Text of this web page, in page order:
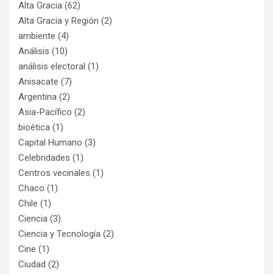
Alta Gracia (62)
Alta Gracia y Región (2)
ambiente (4)
Análisis (10)
análisis electoral (1)
Anisacate (7)
Argentina (2)
Asia-Pacífico (2)
bioética (1)
Capital Humano (3)
Celebridades (1)
Centros vecinales (1)
Chaco (1)
Chile (1)
Ciencia (3)
Ciencia y Tecnología (2)
Cine (1)
Ciudad (2)